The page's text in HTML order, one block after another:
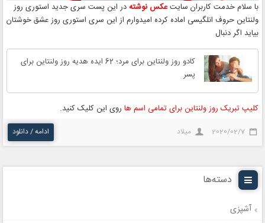
با سلام خدمت کاربران سایتعکس نوشته در این پست سری جدید استوری روز
ولنتاین حروف انلگیسی اماده کرده امیدوارم از این سری استوری روز عشق خوشتان
بیاید اگر دنبال
کادو روز ولنتاین برای مرد؛ 62 ایده هدیه روز ولنتاین برای
پسر
کلیپ تبریک روز ولنتاین برای تمامی اسم ها روی این کلیک کنید.
2020/02/7 میلاد ادامه / دانلود
دسته‌ها
آشپزی